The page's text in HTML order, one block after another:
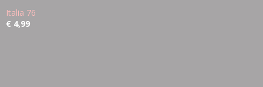
Italia 76
€ 4,99